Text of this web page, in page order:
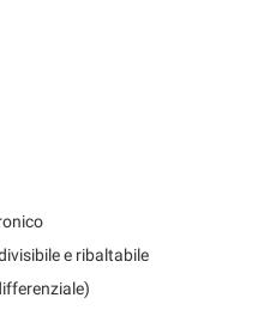
e ribaltabile